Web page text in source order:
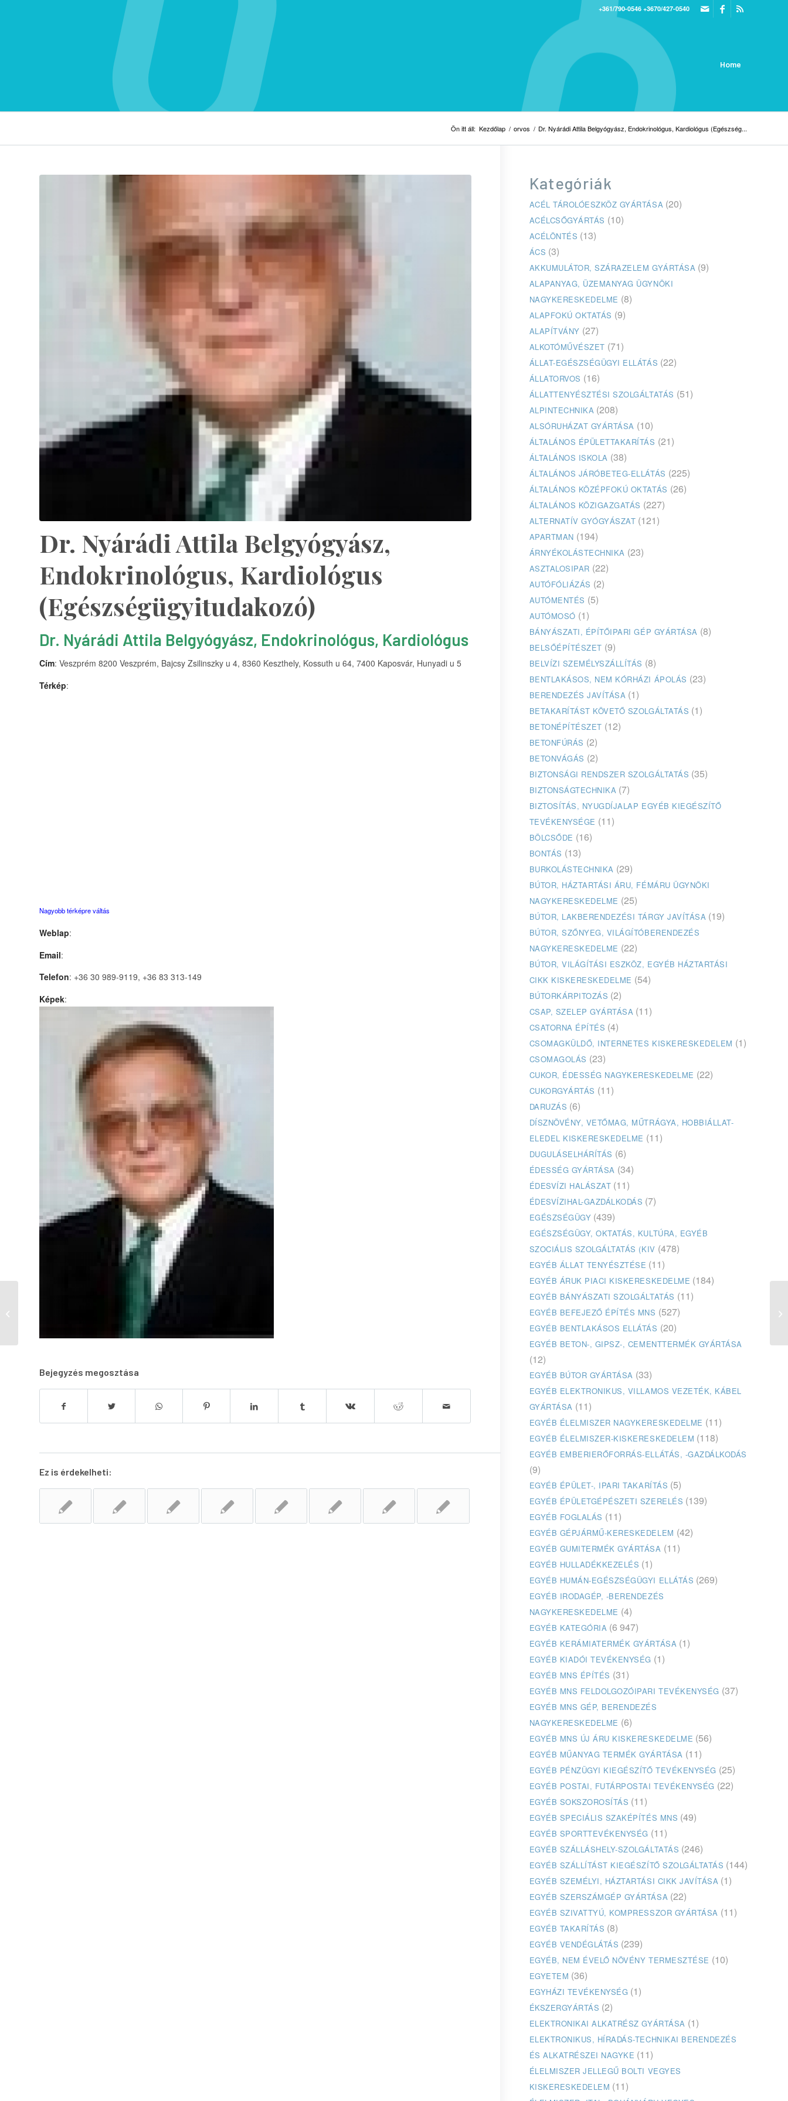
+361/790-0546 +3670/427-0540
Home
Ön itt áll: Kezdőlap / orvos / Dr. Nyárádi Attila Belgyógyász, Endokrinológus, Kardiológus (Egészség...
Dr. Nyárádi Attila Belgyógyász,
Endokrinológus, Kardiológus
(Egészségügyitudakozó)
Dr. Nyárádi Attila Belgyógyász, Endokrinológus, Kardiológus
Cím: Veszprém 8200 Veszprém, Bajcsy Zsilinszky u 4, 8360 Keszthely, Kossuth u 64, 7400 Kaposvár, Hunyadi u 5
Térkép:
Nagyobb térképre váltás
Weblap:
Email:
Telefon: +36 30 989-9119, +36 83 313-149
Képek:
Bejegyzés megosztása
Ez is érdekelheti:
Kategóriák
ACÉL TÁROLÓESZKÖZ GYÁRTÁSA (20)
ACÉLCSŐGYÁRTÁS (10)
ACÉLÖNTÉS (13)
ÁCS (3)
AKKUMULÁTOR, SZÁRAZELEM GYÁRTÁSA (9)
ALAPANYAG, ÜZEMANYAG ÜGYNÖKI
NAGYKERESKEDELME (8)
ALAPFOKÚ OKTATÁS (9)
ALAPÍTVÁNY (27)
ALKOTÓMŰVÉSZET (71)
ÁLLAT-EGÉSZSÉGÜGYI ELLÁTÁS (22)
ÁLLATORVOS (16)
ÁLLATTENYÉSZTÉSI SZOLGÁLTATÁS (51)
ALPINTECHNIKA (208)
ALSÓRUHÁZAT GYÁRTÁSA (10)
ÁLTALÁNOS ÉPÜLETTAKARÍTÁS (21)
ÁLTALÁNOS ISKOLA (38)
ÁLTALÁNOS JÁRÓBETEG-ELLÁTÁS (225)
ÁLTALÁNOS KÖZÉPFOKÚ OKTATÁS (26)
ÁLTALÁNOS KÖZIGAZGATÁS (227)
ALTERNATÍV GYÓGYÁSZAT (121)
APARTMAN (194)
ÁRNYÉKOLÁSTECHNIKA (23)
ASZTALOSIPAR (22)
AUTÓFÓLIÁZÁS (2)
AUTÓMENTÉS (5)
AUTÓMOSÓ (1)
BÁNYÁSZATI, ÉPÍTŐIPARI GÉP GYÁRTÁSA (8)
BELSŐÉPÍTÉSZET (9)
BELVÍZI SZEMÉLYSZÁLLÍTÁS (8)
BENTLAKÁSOS, NEM KÓRHÁZI ÁPOLÁS (23)
BERENDEZÉS JAVÍTÁSA (1)
BETAKARÍTÁST KÖVETŐ SZOLGÁLTATÁS (1)
BETONÉPÍTÉSZET (12)
BETONFÚRÁS (2)
BETONVÁGÁS (2)
BIZTONSÁGI RENDSZER SZOLGÁLTATÁS (35)
BIZTONSÁGTECHNIKA (7)
BIZTOSÍTÁS, NYUGDÍJALAP EGYÉB KIEGÉSZÍTŐ
TEVÉKENYSÉGE (11)
BÖLCSŐDE (16)
BONTÁS (13)
BURKOLÁSTECHNIKA (29)
BÚTOR, HÁZTARTÁSI ÁRU, FÉMÁRU ÜGYNÖKI
NAGYKERESKEDELME (25)
BÚTOR, LAKBERENDEZÉSI TÁRGY JAVÍTÁSA (19)
BÚTOR, SZŐNYEG, VILÁGÍTÓBERENDEZÉS
NAGYKERESKEDELME (22)
BÚTOR, VILÁGÍTÁSI ESZKÖZ, EGYÉB HÁZTARTÁSI
CIKK KISKERESKEDELME (54)
BÚTORKÁRPITOZÁS (2)
CSAP, SZELEP GYÁRTÁSA (11)
CSATORNA ÉPÍTÉS (4)
CSOMAGKÜLDŐ, INTERNETES KISKERESKEDELEM (1)
CSOMAGOLÁS (23)
CUKOR, ÉDESSÉG NAGYKERESKEDELME (22)
CUKORGYÁRTÁS (11)
DARUZÁS (6)
DÍSZNÖVÉNY, VETŐMAG, MŰTRÁGYA, HOBBIÁLLAT-
ELEDEL KISKERESKEDELME (11)
DUGULÁSELHÁRÍTÁS (6)
ÉDESSÉG GYÁRTÁSA (34)
ÉDESVÍZI HALÁSZAT (11)
ÉDESVÍZIHAL-GAZDÁLKODÁS (7)
EGÉSZSÉGÜGY (439)
EGÉSZSÉGÜGY, OKTATÁS, KULTÚRA, EGYÉB
SZOCIÁLIS SZOLGÁLTATÁS (KIV (478)
EGYÉB ÁLLAT TENYÉSZTÉSE (11)
EGYÉB ÁRUK PIACI KISKERESKEDELME (184)
EGYÉB BÁNYÁSZATI SZOLGÁLTATÁS (11)
EGYÉB BEFEJEZŐ ÉPÍTÉS MNS (527)
EGYÉB BENTLAKÁSOS ELLÁTÁS (20)
EGYÉB BETON-, GIPSZ-, CEMENTTERMÉK GYÁRTÁSA
(12)
EGYÉB BÚTOR GYÁRTÁSA (33)
EGYÉB ELEKTRONIKUS, VILLAMOS VEZETÉK, KÁBEL
GYÁRTÁSA (11)
EGYÉB ÉLELMISZER NAGYKERESKEDELME (11)
EGYÉB ÉLELMISZER-KISKERESKEDELEM (118)
EGYÉB EMBERIERŐFORRÁS-ELLÁTÁS, -GAZDÁLKODÁS
(9)
EGYÉB ÉPÜLET-, IPARI TAKARÍTÁS (5)
EGYÉB ÉPÜLETGÉPÉSZETI SZERELÉS (139)
EGYÉB FOGLALÁS (11)
EGYÉB GÉPJÁRMŰ-KERESKEDELEM (42)
EGYÉB GUMITERMÉK GYÁRTÁSA (11)
EGYÉB HULLADÉKKEZELÉS (1)
EGYÉB HUMÁN-EGÉSZSÉGÜGYI ELLÁTÁS (269)
EGYÉB IRODAGÉP, -BERENDEZÉS
NAGYKERESKEDELME (4)
EGYÉB KATEGÓRIA (6 947)
EGYÉB KERÁMIATERMÉK GYÁRTÁSA (1)
EGYÉB KIADÓI TEVÉKENYSÉG (1)
EGYÉB MNS ÉPÍTÉS (31)
EGYÉB MNS FELDOLGOZÓIPARI TEVÉKENYSÉG (37)
EGYÉB MNS GÉP, BERENDEZÉS
NAGYKERESKEDELME (6)
EGYÉB MNS ÚJ ÁRU KISKERESKEDELME (56)
EGYÉB MŰANYAG TERMÉK GYÁRTÁSA (11)
EGYÉB PÉNZÜGYI KIEGÉSZÍTŐ TEVÉKENYSÉG (25)
EGYÉB POSTAI, FUTÁRPOSTAI TEVÉKENYSÉG (22)
EGYÉB SOKSZOROSÍTÁS (11)
EGYÉB SPECIÁLIS SZAKÉPÍTÉS MNS (49)
EGYÉB SPORTTEVÉKENYSÉG (11)
EGYÉB SZÁLLÁSHELY-SZOLGÁLTATÁS (246)
EGYÉB SZÁLLÍTÁST KIEGÉSZÍTŐ SZOLGÁLTATÁS (144)
EGYÉB SZEMÉLYI, HÁZTARTÁSI CIKK JAVÍTÁSA (1)
EGYÉB SZERSZÁMGÉP GYÁRTÁSA (22)
EGYÉB SZIVATTYÚ, KOMPRESSZOR GYÁRTÁSA (11)
EGYÉB TAKARÍTÁS (8)
EGYÉB VENDÉGLÁTÁS (239)
EGYÉB, NEM ÉVELŐ NÖVÉNY TERMESZTÉSE (10)
EGYETEM (36)
EGYHÁZI TEVÉKENYSÉG (1)
ÉKSZERGYÁRTÁS (2)
ELEKTRONIKAI ALKATRÉSZ GYÁRTÁSA (1)
ELEKTRONIKUS, HÍRADÁS-TECHNIKAI BERENDEZÉS
ÉS ALKATRÉSZEI NAGYKE (11)
ÉLELMISZER JELLEGŰ BOLTI VEGYES
KISKERESKEDELEM (11)